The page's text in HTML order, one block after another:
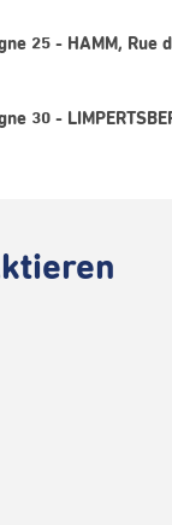
25 - HAMM, Rue
30 -